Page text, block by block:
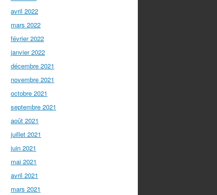
avril 2022
mars 2022
février 2022
janvier 2022
décembre 2021
novembre 2021
octobre 2021
septembre 2021
août 2021
juillet 2021
juin 2021
mai 2021
avril 2021
mars 2021